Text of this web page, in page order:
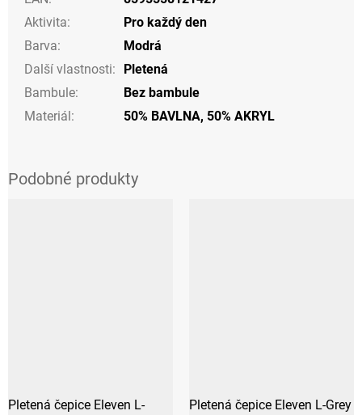
Aktivita:
Pro každý den
Barva:
Modrá
Další vlastnosti:
Pletená
Bambule:
Bez bambule
Materiál: 50% BAVLNA, 50% AKRYL
Pletená čepice Eleven L-
Pletená čepice Eleven L-Grey